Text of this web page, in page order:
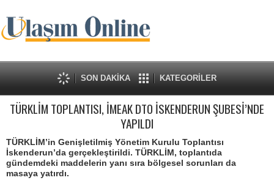
SON DAKİKA KATEGORİLER
TÜRKLİM TOPLANTISI, İMEAK DTO İSKENDERUN ŞUBESİ’NDE
YAPILDI
TÜRKLİM’in Genişletilmiş Yönetim Kurulu Toplantısı
İskenderun’da gerçekleştirildi. TÜRKLİM, toplantıda
gündemdeki maddelerin yanı sıra bölgesel sorunları da
masaya yatırdı.